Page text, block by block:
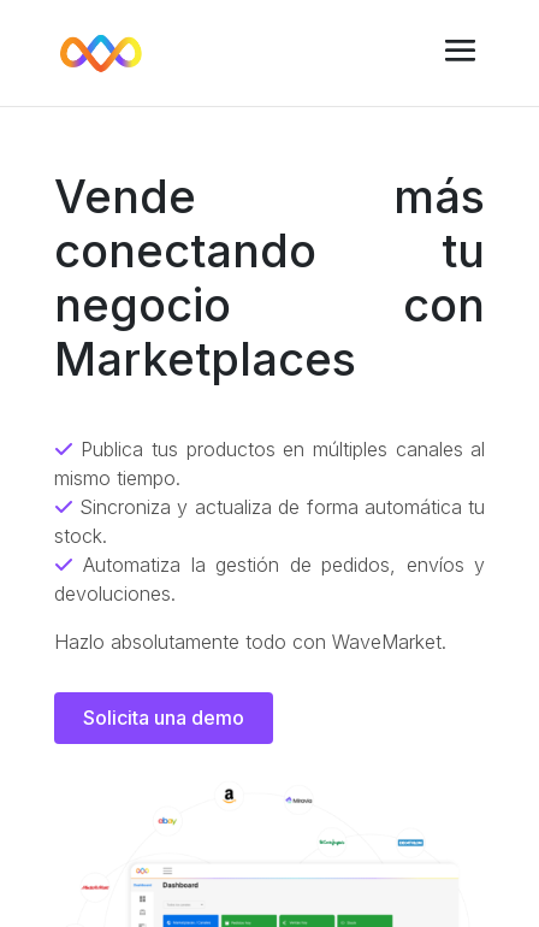
Vende más
conectando tu
negocio con
Marketplaces
Publica tus productos en múltiples canales al
mismo tiempo.
Sincroniza y actualiza de forma automática tu
stock.
Automatiza la gestión de pedidos, envíos y
devoluciones.
Hazlo absolutamente todo con WaveMarket.
Solicita una demo